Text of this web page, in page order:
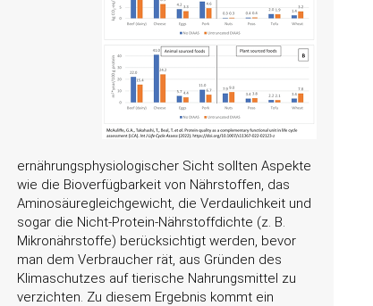
ernährungsphysiologischer Sicht sollten Aspekte
wie die Bioverfügbarkeit von Nährstoffen, das
Aminosäuregleichgewicht, die Verdaulichkeit und
sogar die Nicht-Protein-Nährstoffdichte (z. B.
Mikronährstoffe) berücksichtigt werden, bevor
man dem Verbraucher rät, aus Gründen des
Klimaschutzes auf tierische Nahrungsmittel zu
verzichten. Zu diesem Ergebnis kommt ein